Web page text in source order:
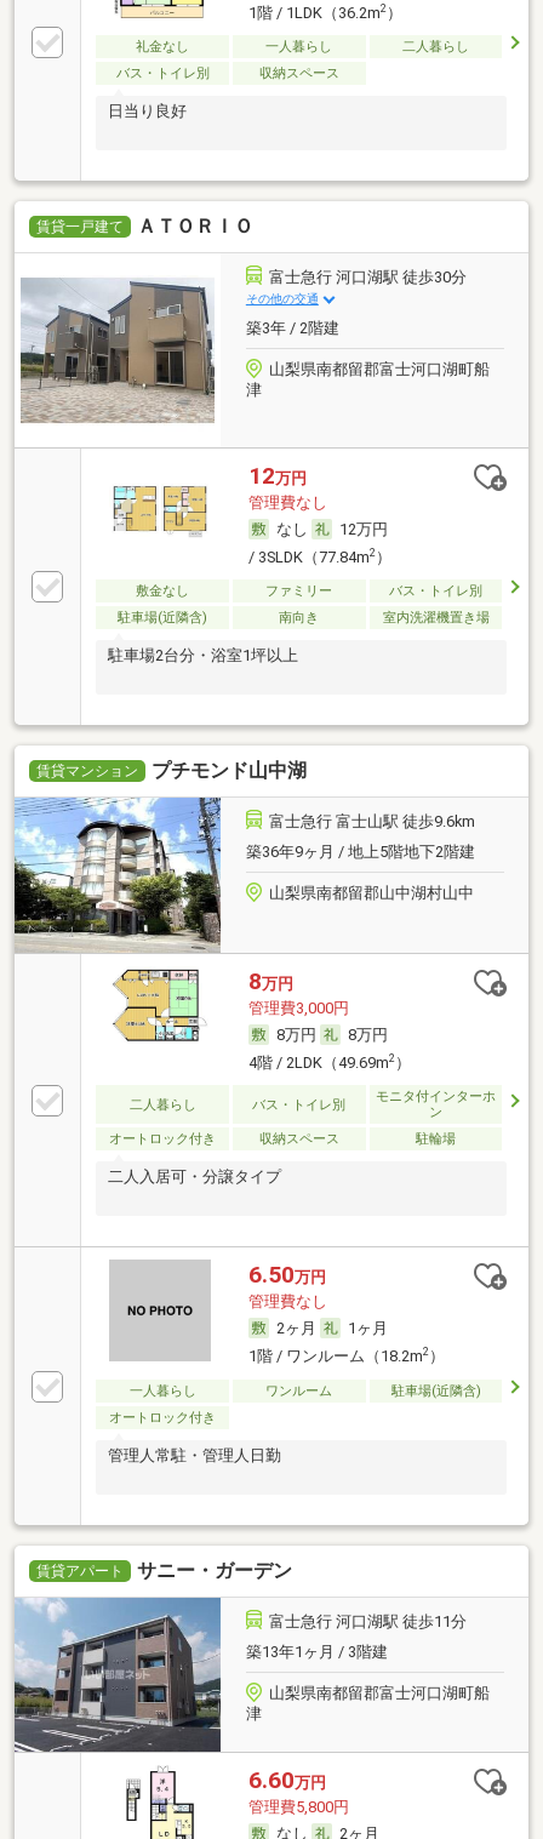
1階 / 1LDK（36.2m2）
礼金なし 一人暮らし
二人暮らし
バス・トイレ別
収納スペース
日当り良好
賃貸一戸建て ＡＴＯＲＩＯ
富士急行 河口湖駅 徒歩30分
その他の交通
築3年 / 2階建
山梨県南都留郡富士河口湖町船
津
12万円
管理費なし
なし
12万円
/ 3SLDK（77.84m2）
敷金なし ファミリー
バス・トイレ別
駐車場(近隣含)
南向き 室内洗濯機置き場
駐車場2台分・浴室1坪以上
賃貸マンション プチモンド山中湖
富士急行 富士山駅 徒歩9.6km
築36年9ヶ月 / 地上5階地下2階建
山梨県南都留郡山中湖村山中
8万円
管理費3,000円
8万円
8万円
4階 / 2LDK（49.69m2）
二人暮らし バス・トイレ別
モニタ付インターホ
ン
オートロック付き
収納スペース 駐輪場
二人入居可・分譲タイプ
6.50万円
管理費なし
2ヶ月
1ヶ月
1階 / ワンルーム（18.2m2）
一人暮らし ワンルーム
駐車場(近隣含)
オートロック付き
管理人常駐・管理人日勤
賃貸アパート サニー・ガーデン
富士急行 河口湖駅 徒歩11分
築13年1ヶ月 / 3階建
山梨県南都留郡富士河口湖町船
津
6.60万円
管理費5,800円
なし
2ヶ月